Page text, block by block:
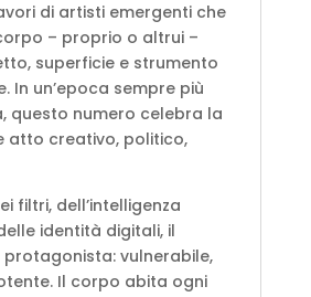
di artisti emergenti che
– proprio o altrui –
superficie e strumento
In un’epoca sempre più
questo numero celebra la
atto creativo, politico,
filtri, dell’intelligenza
identità digitali, il
vulnerabile,
Il corpo abita ogni